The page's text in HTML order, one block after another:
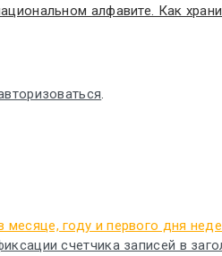
алфавите. Как
.
месяце, году и первого дня
счетчика записей в